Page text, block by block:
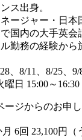
ス出身。
ージャー・日本
国内の大手英会
勤務の経験から
、8/11、8/25、9/
曜日 15:00～16:30
ージからのお申
月 6回 23,100円（